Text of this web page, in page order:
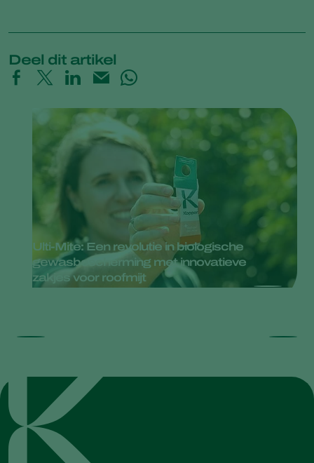
Deel dit artikel
Ulti-Mite: Een revolutie in biologische
gewasbescherming met innovatieve
zakjes voor roofmijt